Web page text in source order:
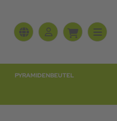
PYRAMIDENBEUTEL